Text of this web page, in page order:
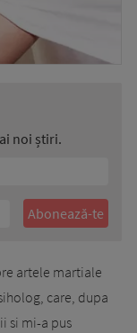
noi știri.
artele martiale
care, dupa
si mi-a pus